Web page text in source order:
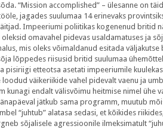
“Mission accomplished” – ülesanne on
jagades suulumaa 14 erinevaks
Impeeriumi poliitikas kogenenud britid
omavahel pidevas usaldamatuses ja
mis oleks võimaldanud esitada
lõppedes riisusid britid suulumaa
pisiriigi etteotsa asetati impeeriumile
väikeriikide vahel pidevalt vaenu ja
kunagi endalt välisvõimu heitmise nimel ühe
jätkub sama programm, muutub
“juhtub” alatasa sedasi, et kõikides
sõjalisele agressioonile ilmeksimatult